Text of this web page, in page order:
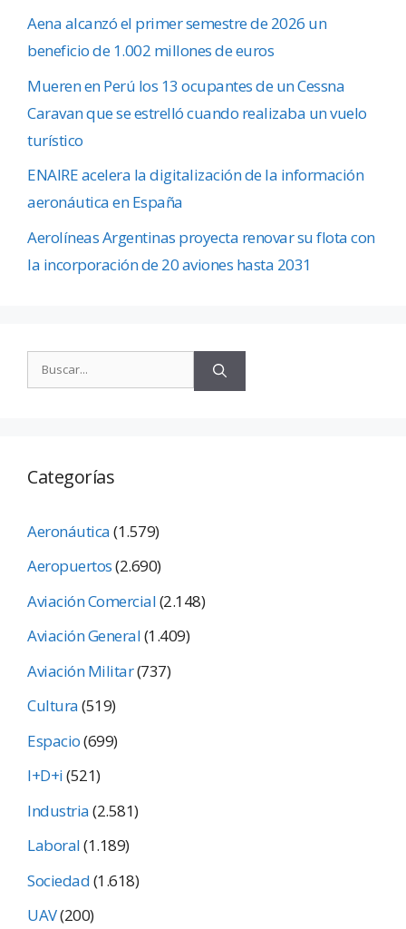
Aena alcanzó el primer semestre de 2026 un
beneficio de 1.002 millones de euros
Mueren en Perú los 13 ocupantes de un Cessna
Caravan que se estrelló cuando realizaba un vuelo
turístico
ENAIRE acelera la digitalización de la información
aeronáutica en España
Aerolíneas Argentinas proyecta renovar su flota con
la incorporación de 20 aviones hasta 2031
Categorías
Aeronáutica(1.579)
Aeropuertos(2.690)
Aviación Comercial(2.148)
Aviación General(1.409)
Aviación Militar(737)
Cultura(519)
Espacio(699)
I+D+i(521)
Industria(2.581)
Laboral(1.189)
Sociedad(1.618)
UAV(200)